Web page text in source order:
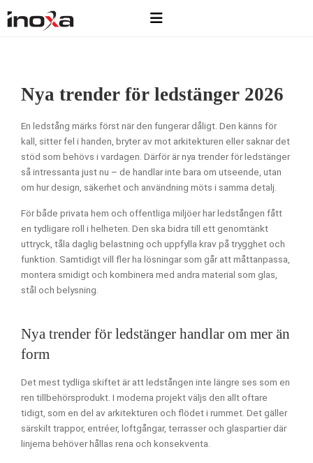
Nya trender för ledstänger 2026
En ledstång märks först när den fungerar dåligt. Den känns för
kall, sitter fel i handen, bryter av mot arkitekturen eller saknar det
stöd som behövs i vardagen. Därför är nya trender för ledstänger
så intressanta just nu – de handlar inte bara om utseende, utan
om hur design, säkerhet och användning möts i samma detalj.
För både privata hem och offentliga miljöer har ledstången fått
en tydligare roll i helheten. Den ska bidra till ett genomtänkt
uttryck, tåla daglig belastning och uppfylla krav på trygghet och
funktion. Samtidigt vill fler ha lösningar som går att måttanpassa,
montera smidigt och kombinera med andra material som glas,
stål och belysning.
Nya trender för ledstänger handlar om mer än
form
Det mest tydliga skiftet är att ledstången inte längre ses som en
ren tillbehörsprodukt. I moderna projekt väljs den allt oftare
tidigt, som en del av arkitekturen och flödet i rummet. Det gäller
särskilt trappor, entréer, loftgångar, terrasser och glaspartier där
linjerna behöver hållas rena och konsekventa.